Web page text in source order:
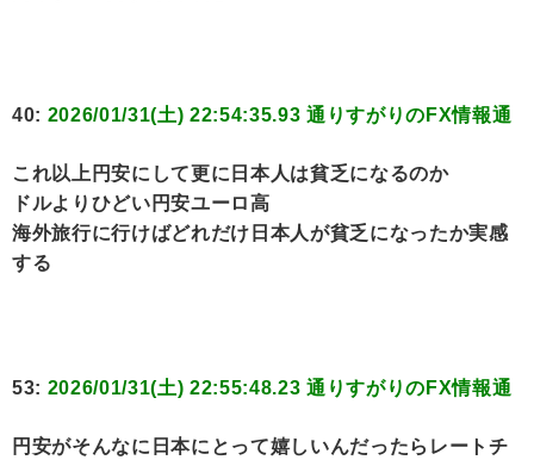
40: 2026/01/31(土) 22:54:35.93 通りすがりのFX情報通
これ以上円安にして更に日本人は貧乏になるのか
ドルよりひどい円安ユーロ高
海外旅行に行けばどれだけ日本人が貧乏になったか実感
する
53: 2026/01/31(土) 22:55:48.23 通りすがりのFX情報通
円安がそんなに日本にとって嬉しいんだったらレートチ